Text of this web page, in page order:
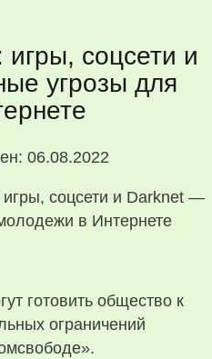
соцсети и
угрозы для
06.08.2022
готовить общество к
ограничений